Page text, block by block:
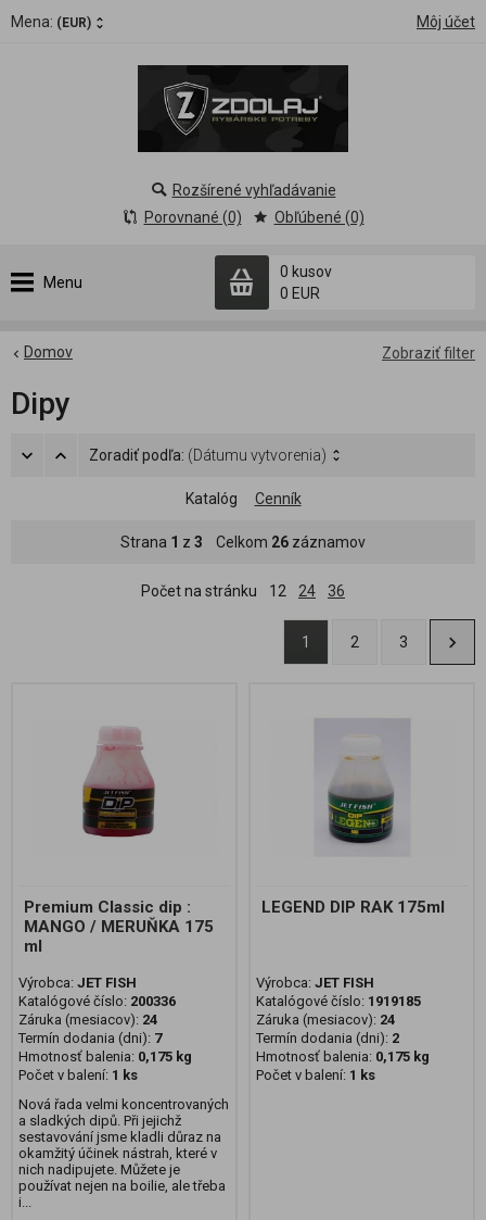
Mena: (EUR) Môj účet
Menu
0 kusov
0 EUR
Rozšírené vyhľadávanie
Porovnané (0)
Obľúbené (0)
Zobraziť filter
Domov
Dipy
Zoradiť podľa: (Dátumu vytvorenia)
Katalóg Cenník
Strana 1 z 3 Celkom 26 záznamov
Počet na stránku 12 24 36
1 2 3
Premium Classic dip :
MANGO / MERUŇKA 175
ml
Výrobca: JET FISH
Katalógové číslo: 200336
Záruka (mesiacov): 24
Termín dodania (dni): 7
Hmotnosť balenia: 0,175 kg
Počet v balení: 1 ks
Nová řada velmi koncentrovaných
a sladkých dipů. Při jejichž
sestavování jsme kladli důraz na
okamžitý účinek nástrah, které v
nich nadipujete. Můžete je
používat nejen na boilie, ale třeba
i...
LEGEND DIP RAK 175ml
Výrobca: JET FISH
Katalógové číslo: 1919185
Záruka (mesiacov): 24
Termín dodania (dni): 2
Hmotnosť balenia: 0,175 kg
Počet v balení: 1 ks